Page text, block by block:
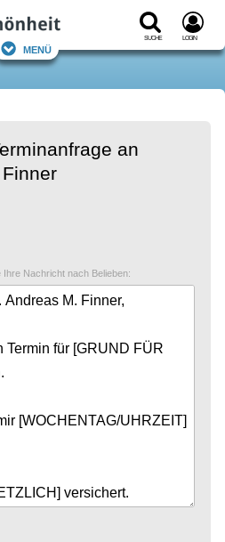
Suche Login
Menü
an
Nachricht nach Belieben: